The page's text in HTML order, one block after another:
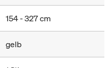
154 - 327 cm
gelb